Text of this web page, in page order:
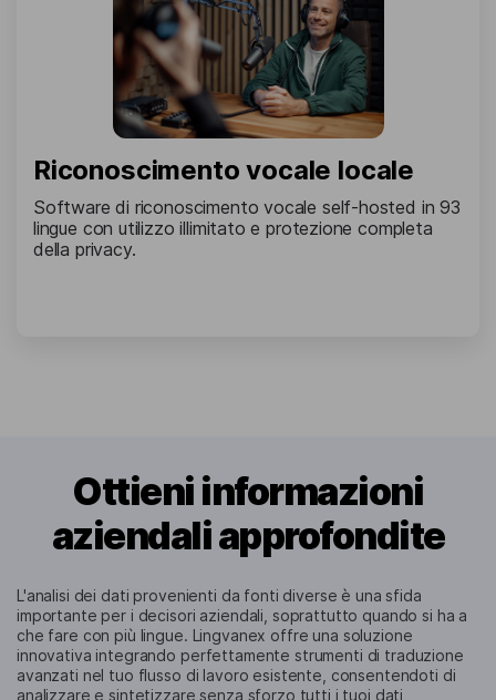
Riconoscimento vocale locale
Software di riconoscimento vocale self-hosted in 93
lingue con utilizzo illimitato e protezione completa
della privacy.
Ottieni informazioni
aziendali approfondite
L'analisi dei dati provenienti da fonti diverse è una sfida
importante per i decisori aziendali, soprattutto quando si ha a
che fare con più lingue. Lingvanex offre una soluzione
innovativa integrando perfettamente strumenti di traduzione
avanzati nel tuo flusso di lavoro esistente, consentendoti di
analizzare e sintetizzare senza sforzo tutti i tuoi dati,